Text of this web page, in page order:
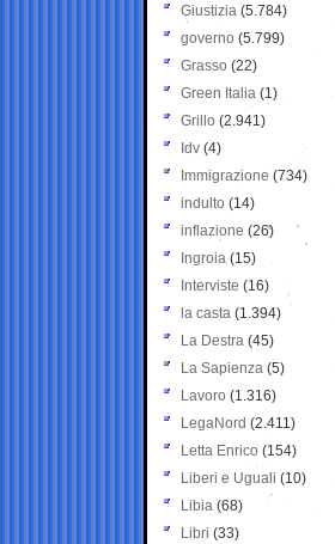
Giustizia (5.784)
governo (5.799)
Grasso (22)
Green Italia (1)
Grillo (2.941)
Idv (4)
Immigrazione (734)
indulto (14)
inflazione (26)
Ingroia (15)
Interviste (16)
la casta (1.394)
La Destra (45)
La Sapienza (5)
Lavoro (1.316)
LegaNord (2.411)
Letta Enrico (154)
Liberi e Uguali (10)
Libia (68)
Libri (33)